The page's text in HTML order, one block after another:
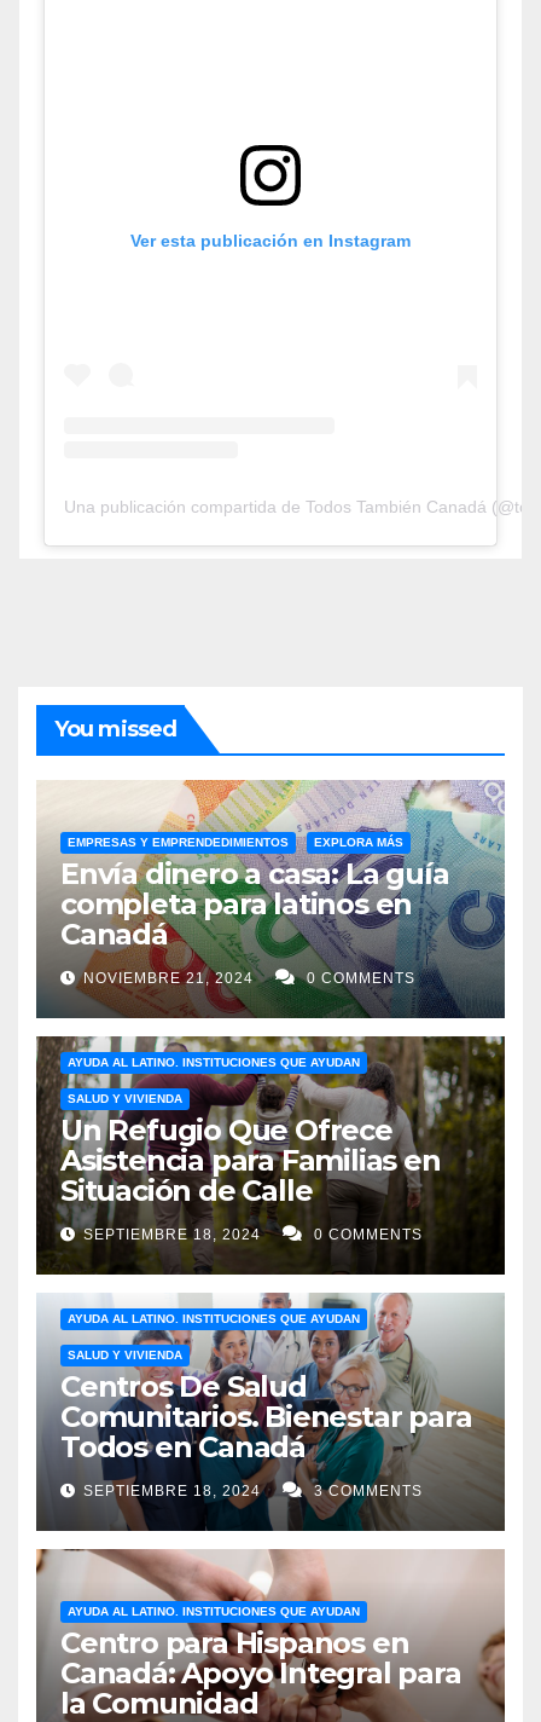
Ver esta publicación en Instagram
Una publicación compartida de Todos También Canadá
You missed
EMPRESAS Y EMPRENDEDIMIENTOS EXPLORA MÁS
Envía dinero a casa: La guía
completa para latinos en
Canadá
NOVIEMBRE 21, 2024 0 COMMENTS
AYUDA AL LATINO. INSTITUCIONES QUE AYUDAN
SALUD Y VIVIENDA
Un Refugio Que Ofrece
Asistencia para Familias en
Situación de Calle
SEPTIEMBRE 18, 2024 0 COMMENTS
AYUDA AL LATINO. INSTITUCIONES QUE AYUDAN
SALUD Y VIVIENDA
Centros De Salud
Comunitarios. Bienestar para
Todos en Canadá
SEPTIEMBRE 18, 2024 3 COMMENTS
AYUDA AL LATINO. INSTITUCIONES QUE AYUDAN
Centro para Hispanos en
Canadá: Apoyo Integral para
la Comunidad